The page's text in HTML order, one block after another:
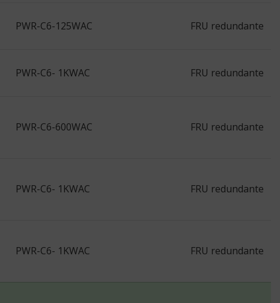
PWR-C6-125WAC FRU redundante
PWR-C6- 1KWAC FRU redundante
PWR-C6-600WAC FRU redundante
PWR-C6- 1KWAC FRU redundante
PWR-C6- 1KWAC FRU redundante